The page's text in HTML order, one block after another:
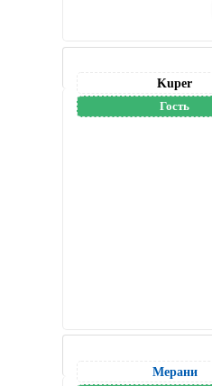
Kuper
Гость
Мерани